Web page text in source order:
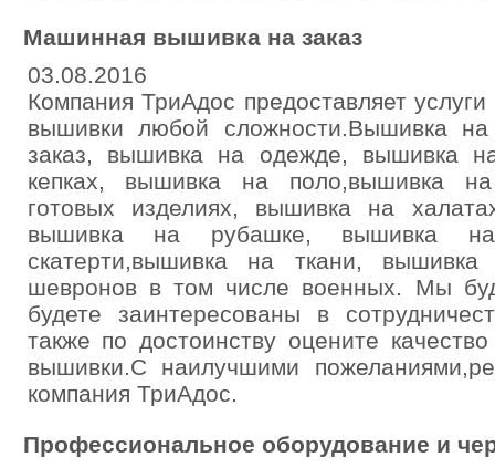
Машинная вышивка на заказ
03.08.2016
Компания ТриАдос предоставляет
вышивки любой сложности.Вышивка
заказ, вышивка на одежде, вышивка
кепках, вышивка на поло,вышивка
готовых изделиях, вышивка на
вышивка на рубашке, вышивка
скатерти,вышивка на ткани,
шевронов в том числе военных. Мы
будете заинтересованы в
также по достоинству оцените
вышивки.С наилучшими
компания ТриАдос.
Профессиональное оборудование и